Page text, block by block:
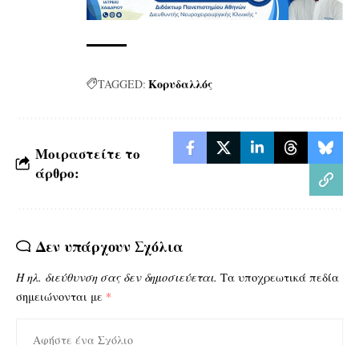
TAGGED: Κορυδαλλός
Μοιραστείτε το
άρθρο:
Δεν υπάρχουν Σχόλια
Η ηλ. διεύθυνση σας δεν δημοσιεύεται. Τα υποχρεωτικά πεδία
σημειώνονται με *